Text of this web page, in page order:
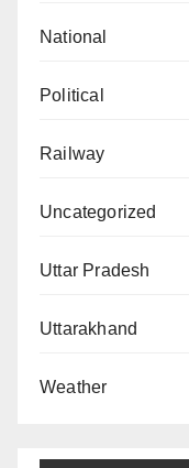
National
Political
Railway
Uncategorized
Uttar Pradesh
Uttarakhand
Weather